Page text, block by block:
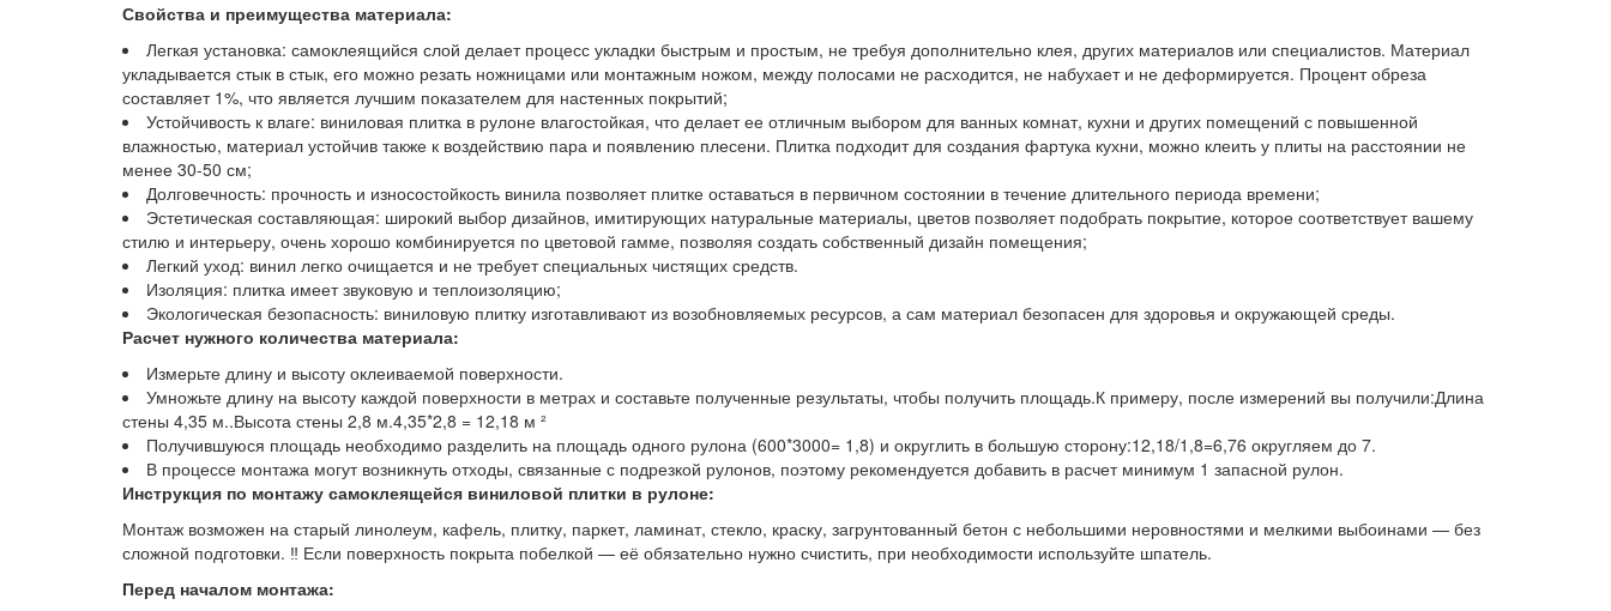
Свойства и преимущества материала:
Легкая установка: самоклеящийся слой делает процесс укладки быстрым и простым, не требуя дополнительно клея, других материалов или специалистов. Материал
укладывается стык в стык, его можно резать ножницами или монтажным ножом, между полосами не расходится, не набухает и не деформируется. Процент обреза
составляет 1%, что является лучшим показателем для настенных покрытий;
Устойчивость к влаге: виниловая плитка в рулоне влагостойкая, что делает ее отличным выбором для ванных комнат, кухни и других помещений с повышенной
влажностью, материал устойчив также к воздействию пара и появлению плесени. Плитка подходит для создания фартука кухни, можно клеить у плиты на расстоянии не
менее 30-50 см;
Долговечность: прочность и износостойкость винила позволяет плитке оставаться в первичном состоянии в течение длительного периода времени;
Эстетическая составляющая: широкий выбор дизайнов, имитирующих натуральные материалы, цветов позволяет подобрать покрытие, которое соответствует вашему
стилю и интерьеру, очень хорошо комбинируется по цветовой гамме, позволяя создать собственный дизайн помещения;
Легкий уход: винил легко очищается и не требует специальных чистящих средств.
Изоляция: плитка имеет звуковую и теплоизоляцию;
Экологическая безопасность: виниловую плитку изготавливают из возобновляемых ресурсов, а сам материал безопасен для здоровья и окружающей среды.
Расчет нужного количества материала:
Измерьте длину и высоту оклеиваемой поверхности.
Умножьте длину на высоту каждой поверхности в метрах и составьте полученные результаты, чтобы получить площадь.К примеру, после измерений вы получили:Длина
стены 4,35 м..Высота стены 2,8 м.4,35*2,8 = 12,18 м ²
Получившуюся площадь необходимо разделить на площадь одного рулона (600*3000= 1,8) и округлить в большую сторону:12,18/1,8=6,76 округляем до 7.
В процессе монтажа могут возникнуть отходы, связанные с подрезкой рулонов, поэтому рекомендуется добавить в расчет минимум 1 запасной рулон.
Инструкция по монтажу самоклеящейся виниловой плитки в рулоне:
Монтаж возможен на старый линолеум, кафель, плитку, паркет, ламинат, стекло, краску, загрунтованный бетон с небольшими неровностями и мелкими выбоинами — без
сложной подготовки. ‼️ Если поверхность покрыта побелкой — её обязательно нужно счистить, при необходимости используйте шпатель.
Перед началом монтажа: